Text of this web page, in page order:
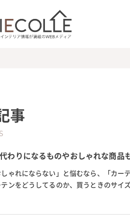
事
わりになるものやおしゃれな商品も
ゃれにならない」と悩むなら、「カー
ンをどうしてるのか、買うときのサイ
ニン...